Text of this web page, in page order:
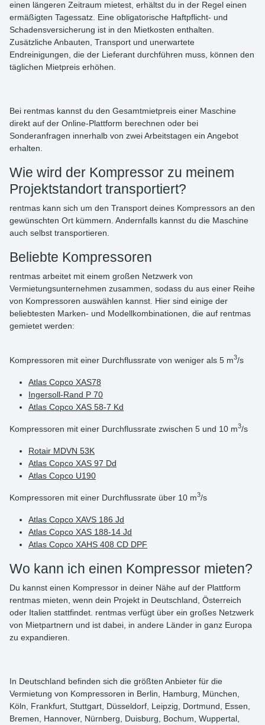
einen längeren Zeitraum mietest, erhältst du in der Regel einen
ermäßigten Tagessatz. Eine obligatorische Haftpflicht- und
Schadensversicherung ist in den Mietkosten enthalten.
Zusätzliche Anbauten, Transport und unerwartete
Endreinigungen, die der Lieferant durchführen muss, können den
täglichen Mietpreis erhöhen.
Bei rentmas kannst du den Gesamtmietpreis einer Maschine
direkt auf der Online-Plattform berechnen oder bei
Sonderanfragen innerhalb von zwei Arbeitstagen ein Angebot
erhalten.
Wie wird der Kompressor zu meinem
Projektstandort transportiert?
rentmas kann sich um den Transport deines Kompressors an den
gewünschten Ort kümmern. Andernfalls kannst du die Maschine
auch selbst transportieren.
Beliebte Kompressoren
rentmas arbeitet mit einem großen Netzwerk von
Vermietungsunternehmen zusammen, sodass du aus einer Reihe
von Kompressoren auswählen kannst. Hier sind einige der
beliebtesten Marken- und Modellkombinationen, die auf rentmas
gemietet werden:
Kompressoren mit einer Durchflussrate von weniger als 5 m3/s
Atlas Copco XAS78
Ingersoll-Rand P 70
Atlas Copco XAS 58-7 Kd
Kompressoren mit einer Durchflussrate zwischen 5 und 10 m3/s
Rotair MDVN 53K
Atlas Copco XAS 97 Dd
Atlas Copco U190
Kompressoren mit einer Durchflussrate über 10 m3/s
Atlas Copco XAVS 186 Jd
Atlas Copco XAS 188-14 Jd
Atlas Copco XAHS 408 CD DPF
Wo kann ich einen Kompressor mieten?
Du kannst einen Kompressor in deiner Nähe auf der Plattform
rentmas mieten , wenn dein Projekt in Deutschland Österreich
oder Italien stattfindet. rentmas verfügt über ein großes Netzwerk
von Mietpartnern und ist dabei, in andere Länder in ganz Europa
zu expandieren.
In Deutschland befinden sich die größten Anbieter für die
Vermietung von Kompressoren in Berlin, Hamburg, München,
Köln, Frankfurt, Stuttgart, Düsseldorf, Leipzig, Dortmund, Essen,
Bremen, Hannover, Nürnberg, Duisburg, Bochum, Wuppertal,